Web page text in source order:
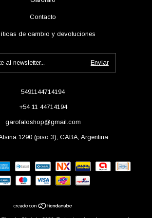
Contacto
de cambio y devoluciones
5491144714194
+54 11 44714194
garofaloshop@gmail.com
1290 (piso 3), CABA, Argentina